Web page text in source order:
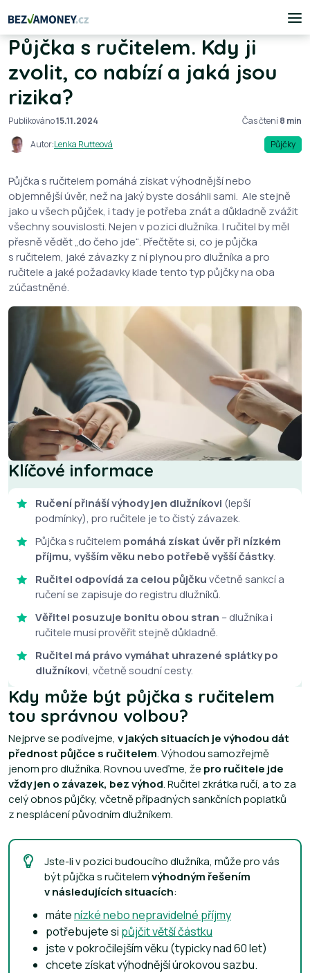
Půjčka s ručitelem. Kdy ji
zvolit, co nabízí a jaká jsou
rizika?
Publikováno15.11.2024 Čas čtení8 min
Autor:Lenka Rutteová Půjčky
Půjčka s ručitelem pomáhá získat výhodnější nebo
objemnější úvěr, než na jaký byste dosáhli sami. Ale stejně
jako u všech půjček, i tady je potřeba znát a důkladně zvážit
všechny souvislosti. Nejen v pozici dlužníka. I ručitel by měl
přesně vědět „do čeho jde“. Přečtěte si, co je půjčka
s ručitelem, jaké závazky z ní plynou pro dlužníka a pro
ručitele a jaké požadavky klade tento typ půjčky na oba
zúčastněné.
Klíčové informace
Ručení přináší výhody jen dlužníkovi (lepší
podmínky), pro ručitele je to čistý závazek.
Půjčka s ručitelem pomáhá získat úvěr při nízkém
příjmu, vyšším věku nebo potřebě vyšší částky.
Ručitel odpovídá za celou půjčkuvčetně sankcí a
ručení se zapisuje do registru dlužníků.
Věřitel posuzuje bonitu obou stran – dlužníka i
ručitele musí prověřit stejně důkladně.
Ručitel má právo vymáhat uhrazené splátky po
dlužníkovi, včetně soudní cesty.
Kdy může být půjčka s ručitelem
tou správnou volbou?
Nejprve se podívejme, v jakých situacích je výhodou dát
přednost půjčce s ručitelem. Výhodou samozřejmě
jenom pro dlužníka. Rovnou uveďme, že pro ručitele jde
vždy jen o závazek, bez výhod. Ručitel zkrátka ručí, a to za
celý obnos půjčky, včetně případných sankčních poplatků
z nesplácení původním dlužníkem.
Jste-li v pozici budoucího dlužníka, může pro vás
být půjčka s ručitelemvýhodným řešením
v následujících situacích:
mátenízké nebo nepravidelné příjmy
potřebujete si půjčit větší částku
jste v pokročilejším věku (typicky nad 60 let)
chcete získat výhodnější úrokovou sazbu.